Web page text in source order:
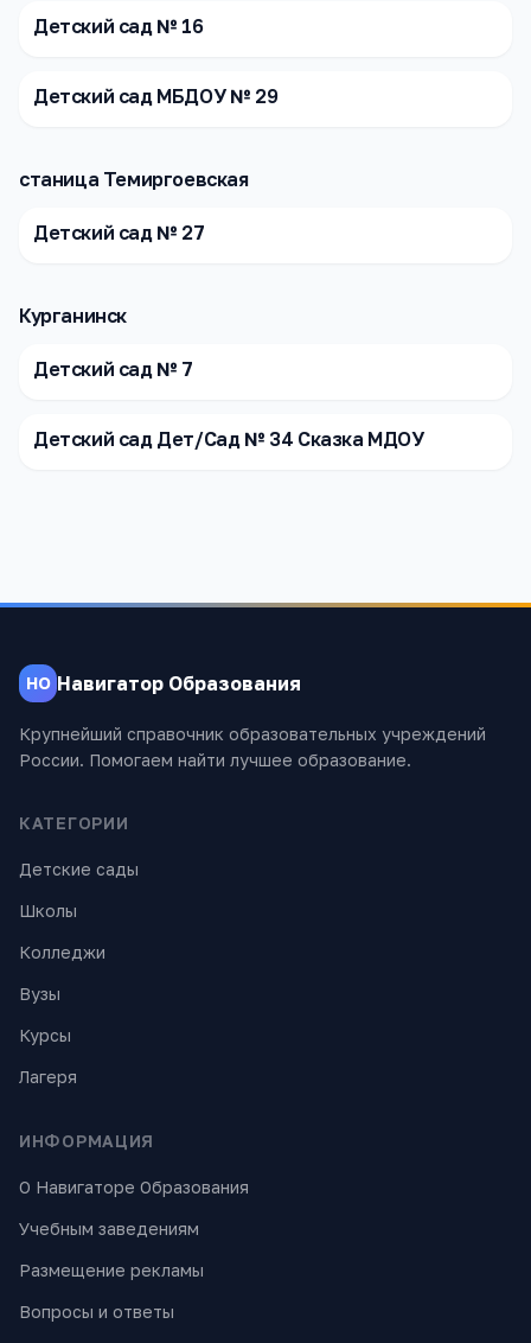
Детский сад № 16
Детский сад МБДОУ № 29
станица Темиргоевская
Детский сад № 27
Курганинск
Детский сад № 7
Детский сад Дет/Сад № 34 Сказка МДОУ
НО Навигатор Образования
Крупнейший справочник образовательных учреждений
России. Помогаем найти лучшее образование.
КАТЕГОРИИ
Детские сады
Школы
Колледжи
Вузы
Курсы
Лагеря
ИНФОРМАЦИЯ
О Навигаторе Образования
Учебным заведениям
Размещение рекламы
Вопросы и ответы